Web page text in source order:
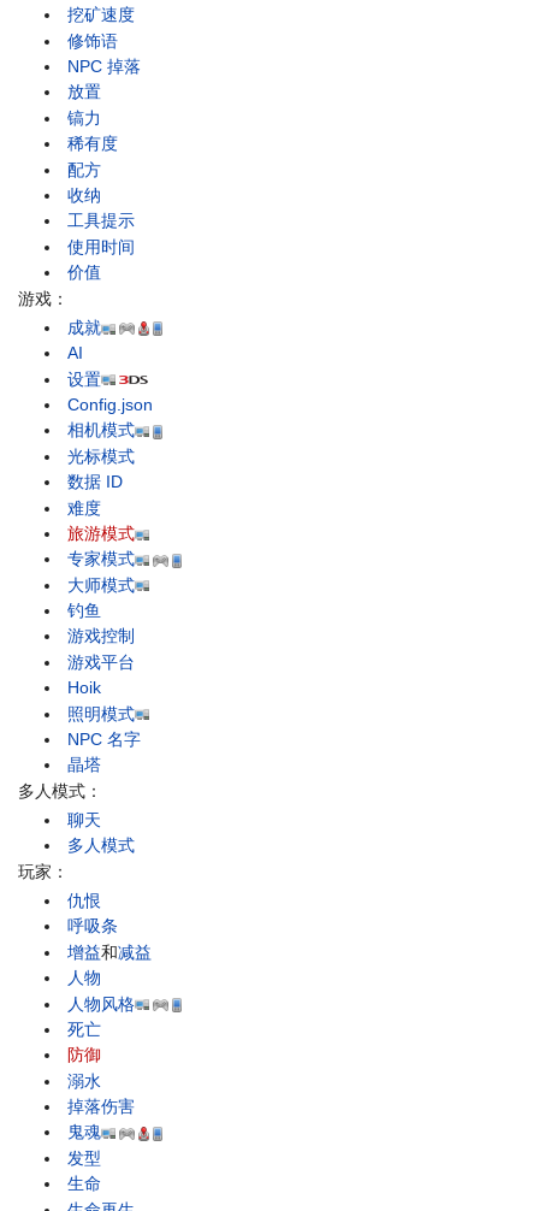
挖矿速度
修饰语
NPC 掉落
放置
镐力
稀有度
配方
收纳
工具提示
使用时间
价值
游戏：
成就
AI
设置
Config.json
相机模式
光标模式
数据 ID
难度
旅游模式
专家模式
大师模式
钓鱼
游戏控制
游戏平台
Hoik
照明模式
NPC 名字
晶塔
多人模式：
聊天
多人模式
玩家：
仇恨
呼吸条
增益和减益
人物
人物风格
死亡
防御
溺水
掉落伤害
鬼魂
发型
生命